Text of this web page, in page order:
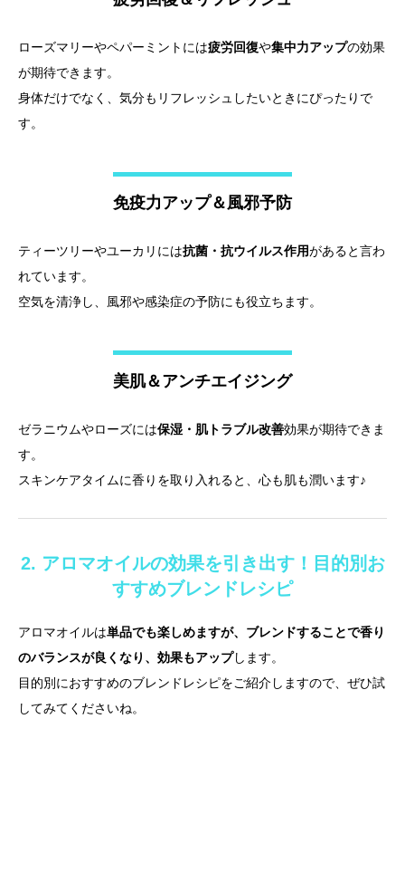
ローズマリーやペパーミントには疲労回復や集中力アップの効果
が期待できます。
身体だけでなく、気分もリフレッシュしたいときにぴったりで
す。
免疫力アップ＆風邪予防
ティーツリーやユーカリには抗菌・抗ウイルス作用があると言わ
れています。
空気を清浄し、風邪や感染症の予防にも役立ちます。
美肌＆アンチエイジング
ゼラニウムやローズには保湿・肌トラブル改善効果が期待できま
す。
スキンケアタイムに香りを取り入れると、心も肌も潤います♪
2. アロマオイルの効果を引き出す！目的別お
すすめブレンドレシピ
アロマオイルは単品でも楽しめますが、ブレンドすることで香り
のバランスが良くなり、効果もアップします。
目的別におすすめのブレンドレシピをご紹介しますので、ぜひ試
してみてくださいね。